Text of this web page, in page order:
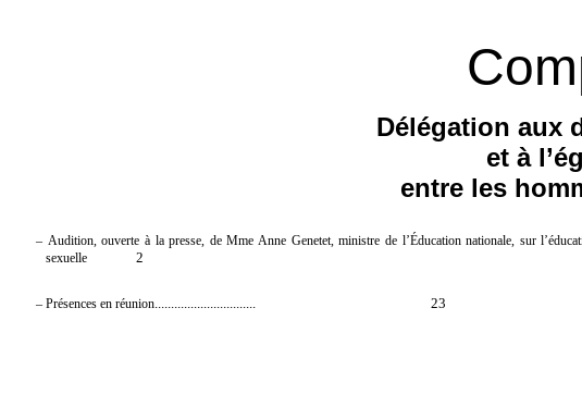
Délégation aux
et à
entre les
– Audition, ouverte à la presse, de Mme Anne Genetet, ministre de l’Éducation nationale, sur
sexuelle
2
– Présences en réunion 23